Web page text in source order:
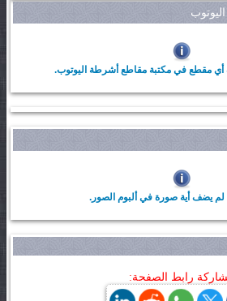
مقطع في مكتبة مقاطع أشرطة اليوتوب.
يضف أية صورة في ألبوم الصور.
رابط الصفحة: